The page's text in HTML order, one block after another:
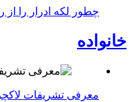
چطور لکه ادرار را
خانواده
معرفی تشریفات